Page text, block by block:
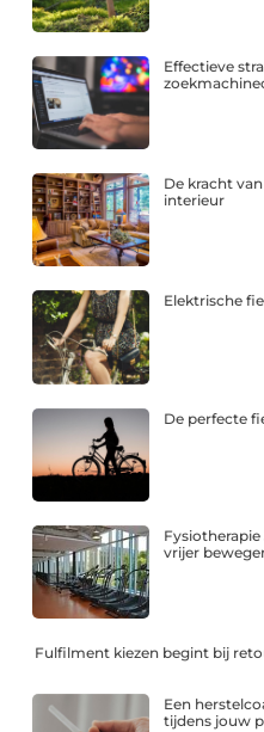
Effectieve
De kracht
interieur
Elektrische
De perfecte
vrijer
Fulfilment kiezen begint bij
Een
tijdens jouw